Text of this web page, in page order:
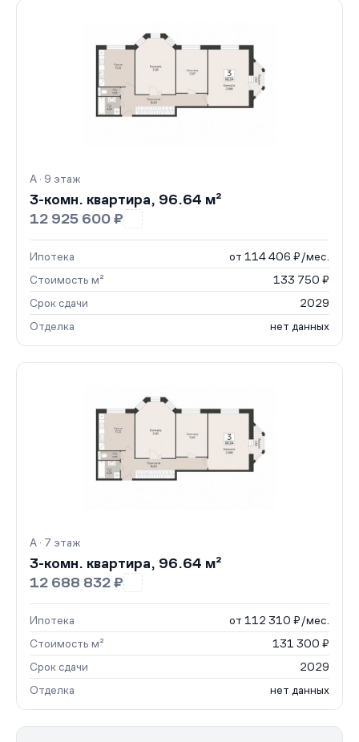
А · 9 этаж
3-комн. квартира, 96.64 м²
12 925 600 ₽
Ипотека
от 114 406 ₽/мес.
Стоимость м²
133 750 ₽
Срок сдачи
2029
Отделка
нет данных
А · 7 этаж
3-комн. квартира, 96.64 м²
12 688 832 ₽
Ипотека
от 112 310 ₽/мес.
Стоимость м²
131 300 ₽
Срок сдачи
2029
Отделка
нет данных